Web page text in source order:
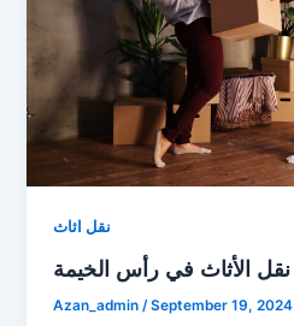
نقل اثاث
نقل الأثاث في رأس الخيمة
Azan_admin/September 19, 2024